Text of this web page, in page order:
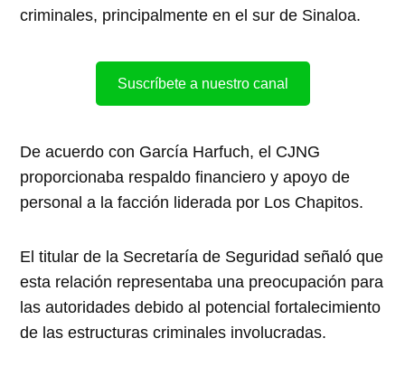
criminales, principalmente en el sur de Sinaloa.
Suscríbete a nuestro canal
De acuerdo con García Harfuch, el CJNG
proporcionaba respaldo financiero y apoyo de
personal a la facción liderada por Los Chapitos.
El titular de la Secretaría de Seguridad señaló que
esta relación representaba una preocupación para
las autoridades debido al potencial fortalecimiento
de las estructuras criminales involucradas.